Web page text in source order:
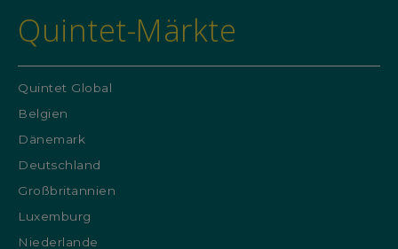
Quintet-Märkte
Quintet Global
Belgien
Dänemark
Deutschland
Großbritannien
Luxemburg
Niederlande